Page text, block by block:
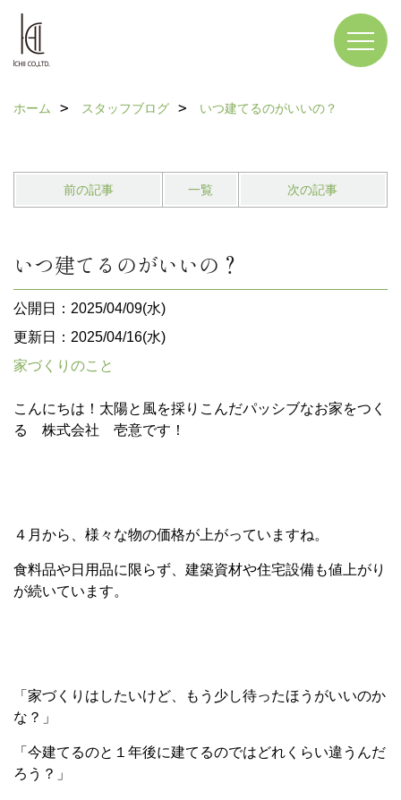
ホーム スタッフブログ いつ建てるのがいいの？
前の記事 一覧 次の記事
いつ建てるのがいいの？
公開日：2025/04/09(水)
更新日：2025/04/16(水)
家づくりのこと
こんにちは！太陽と風を採りこんだパッシブなお家をつく
る 株式会社 壱意です！
４月から、様々な物の価格が上がっていますね。
食料品や日用品に限らず、建築資材や住宅設備も値上がり
が続いています。
「家づくりはしたいけど、もう少し待ったほうがいいのか
な？」
「今建てるのと１年後に建てるのではどれくらい違うんだ
ろう？」